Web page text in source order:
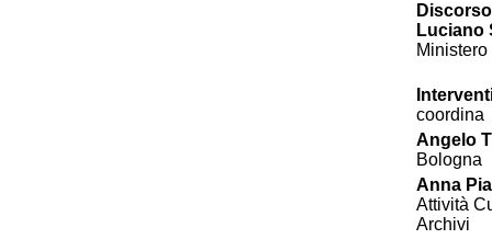
Luciano
coordina
Angelo
Bologna
Anna
Attività
Archivi